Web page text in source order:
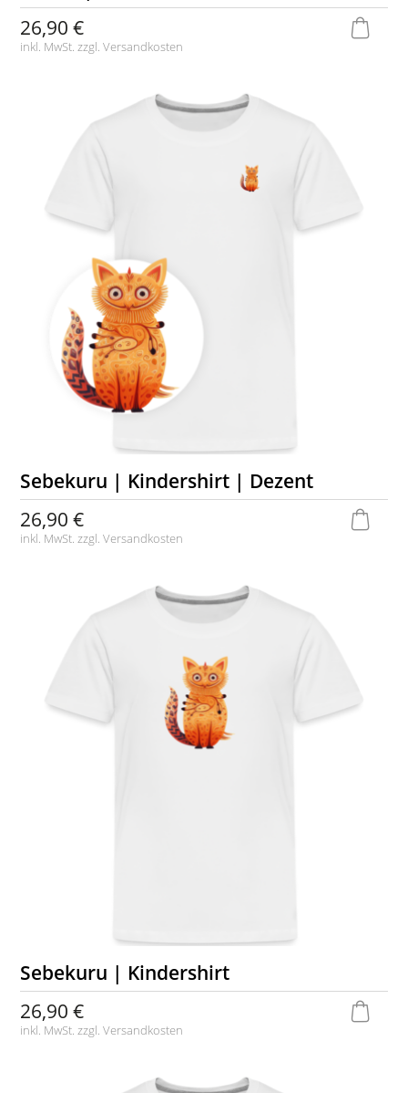
26,90 €
inkl. MwSt. zzgl.Versandkosten
Sebekuru | Kindershirt | Dezent
26,90 €
inkl. MwSt. zzgl.Versandkosten
Sebekuru | Kindershirt
26,90 €
inkl. MwSt. zzgl.Versandkosten